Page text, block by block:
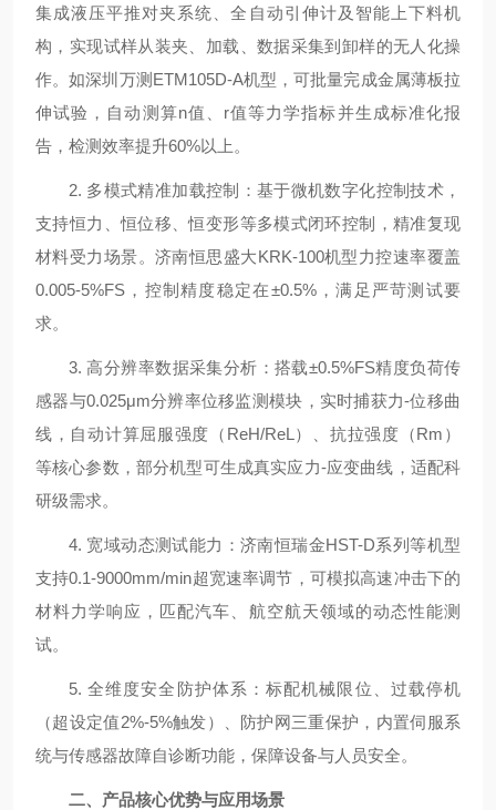
集成液压平推对夹系统、全自动引伸计及智能上下料机
构，实现试样从装夹、加载、数据采集到卸样的无人化操
作。如深圳万测ETM105D-A机型，可批量完成金属薄板拉
伸试验，自动测算n值、r值等力学指标并生成标准化报
告，检测效率提升60%以上。
2. 多模式精准加载控制：基于微机数字化控制技术，
支持恒力、恒位移、恒变形等多模式闭环控制，精准复现
材料受力场景。济南恒思盛大KRK-100机型力控速率覆盖
0.005-5%FS，控制精度稳定在±0.5%，满足严苛测试要
求。
3. 高分辨率数据采集分析：搭载±0.5%FS精度负荷传
感器与0.025μm分辨率位移监测模块，实时捕获力-位移曲
线，自动计算屈服强度（ReH/ReL）、抗拉强度（Rm）
等核心参数，部分机型可生成真实应力-应变曲线，适配科
研级需求。
4. 宽域动态测试能力：济南恒瑞金HST-D系列等机型
支持0.1-9000mm/min超宽速率调节，可模拟高速冲击下的
材料力学响应，匹配汽车、航空航天领域的动态性能测
试。
5. 全维度安全防护体系：标配机械限位、过载停机
（超设定值2%-5%触发）、防护网三重保护，内置伺服系
统与传感器故障自诊断功能，保障设备与人员安全。
二、产品核心优势与应用场景